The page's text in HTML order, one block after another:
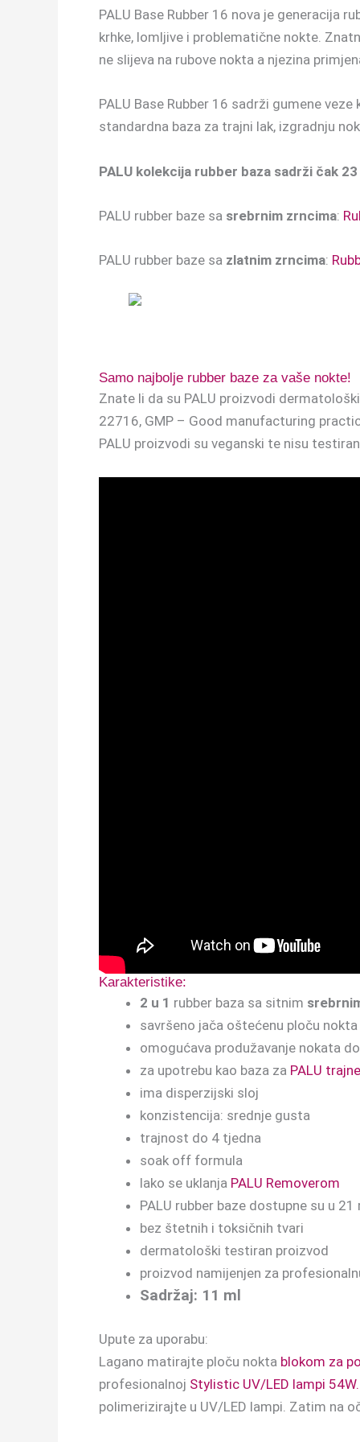
PALU Base Rubber 16 nova je generacija
krhke, lomljive i problematične nokte.
ne slijeva na rubove nokta a njezina
PALU Base Rubber 16 sadrži gumene
standardna baza za trajni lak, izgradnju
PALU kolekcija rubber baza sadrži čak
PALU rubber baze sa srebrnim zrncima:
PALU rubber baze sa zlatnim zrncima:
Samo najbolje rubber baze za vaše nokte!
Znate li da su PALU proizvodi
22716, GMP – Good manufacturing
PALU proizvodi su veganski te nisu
Karakteristike:
2 u 1 rubber baza sa sitnim
savršeno jača oštećenu ploču nokta
omogućava produžavanje nokata
za upotrebu kao baza za PALU
ima disperzijski sloj
konzistencija: srednje gusta
trajnost do 4 tjedna
soak off formula
lako se uklanja PALU Removerom
PALU rubber baze dostupne su u
bez štetnih i toksičnih tvari
dermatološki testiran proizvod
proizvod namijenjen za
Sadržaj: 11 ml
Upute za uporabu:
Lagano matirajte ploču nokta blokom za
profesionalnoj Stylistic UV/LED lampi 54W.
polimerizirajte u UV/LED lampi. Zatim na